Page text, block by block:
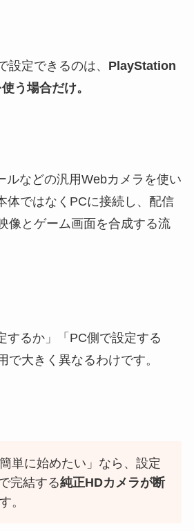
設定できるのは、 PlayStation
う場合だけ。
ルなどの汎用Webカメラを使い
体ではなくPCに接続し、配信
像とゲーム画面を合成する流
するか」「PC側で設定する
で大きく異なるわけです。
簡単に始めたい」なら、設定
完結する純正HDカメラが断
。